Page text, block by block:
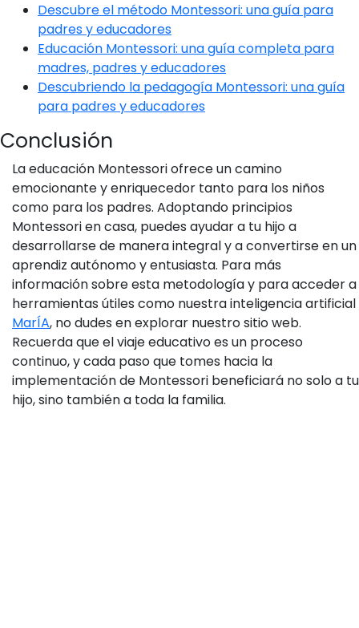
Descubre el método Montessori: una guía para
padres y educadores
Educación Montessori: una guía completa para
madres, padres y educadores
Descubriendo la pedagogía Montessori: una guía
para padres y educadores
Conclusión
La educación Montessori ofrece un camino
emocionante y enriquecedor tanto para los niños
como para los padres. Adoptando principios
Montessori en casa, puedes ayudar a tu hijo a
desarrollarse de manera integral y a convertirse en un
aprendiz autónomo y entusiasta. Para más
información sobre esta metodología y para acceder a
herramientas útiles como nuestra inteligencia artificial
MarÍA, no dudes en explorar nuestro sitio web.
Recuerda que el viaje educativo es un proceso
continuo, y cada paso que tomes hacia la
implementación de Montessori beneficiará no solo a tu
hijo, sino también a toda la familia.